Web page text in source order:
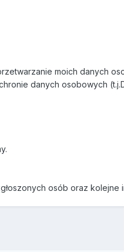
moich danych
danych osobowych
osób oraz kolejne